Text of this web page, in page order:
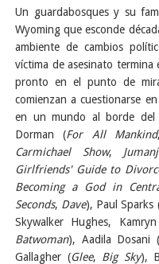
Un guardabosques y su
Wyoming que esconde
ambiente de cambios
víctima de asesinato
pronto en el punto de
comienzan a cuestionarse
en un mundo al borde del
Dorman (For All Mankind
Carmichael Show,
Girlfriends' Guide to
Becoming a God in
Seconds, Dave), Paul Sparks
Skywalker Hughes,
Batwoman), Aadila Dosani (
Gallagher (Glee, Big Sky),